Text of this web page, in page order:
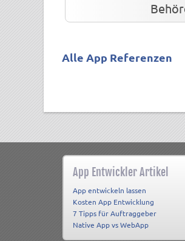
Alle App Referenzen
App Entwickler Artikel
App entwickeln lassen
Kosten App Entwicklung
7 Tipps für Auftraggeber
Native App vs WebApp